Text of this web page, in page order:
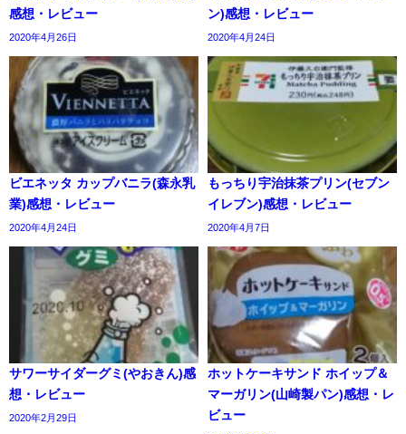
感想・レビュー
2020年4月26日
ン)感想・レビュー
2020年4月24日
ビエネッタ カップバニラ(森永乳
業)感想・レビュー
2020年4月24日
もっちり宇治抹茶プリン(セブン
イレブン)感想・レビュー
2020年4月7日
サワーサイダーグミ(やおきん)感
想・レビュー
2020年2月29日
ホットケーキサンド ホイップ＆
マーガリン(山崎製パン)感想・レ
ビュー